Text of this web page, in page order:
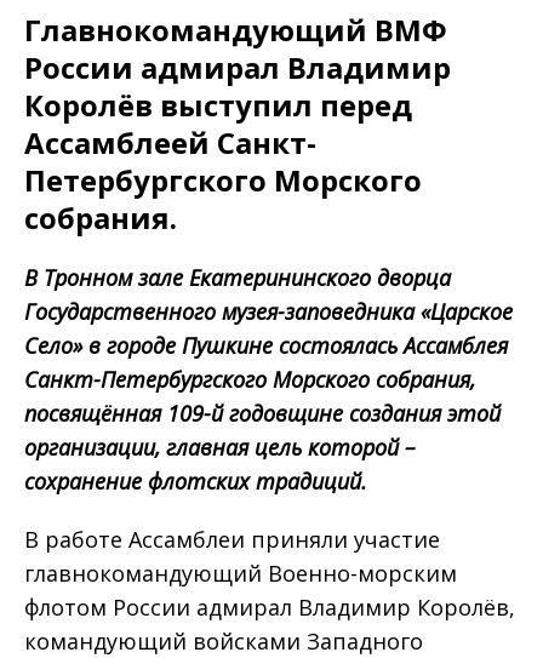
Главнокомандующий ВМФ
России адмирал Владимир
Королёв выступил перед
Ассамблеей Санкт-
Петербургского Морского
собрания.
В Тронном зале Екатерининского дворца
Государственного музея-заповедника «Царское
Село» в городе Пушкине состоялась Ассамблея
Санкт-Петербургского Морского собрания,
посвящённая 109-й годовщине создания этой
организации, главная цель которой –
сохранение флотских традиций.
В работе Ассамблеи приняли участие
главнокомандующий Военно-морским
флотом России адмирал Владимир Королёв,
командующий войсками Западного